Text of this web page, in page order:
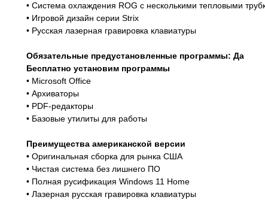
• Система охлаждения ROG с несколькими тепловыми
• Игровой дизайн серии Strix
• Русская лазерная гравировка клавиатуры
Обязательные предустановленные программы: Да
Бесплатно установим программы
• Microsoft Office
• Архиваторы
• PDF-редакторы
• Базовые утилиты для работы
Преимущества американской версии
• Оригинальная сборка для рынка США
• Чистая система без лишнего ПО
• Полная русификация Windows 11 Home
• Лазерная русская гравировка клавиатуры